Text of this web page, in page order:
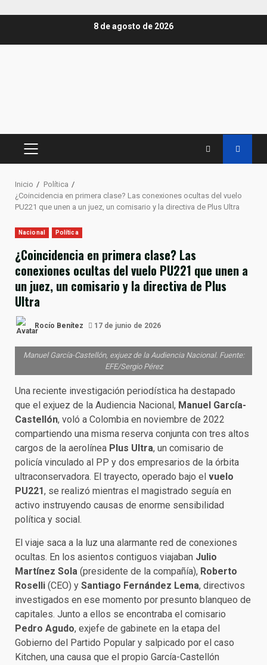
8 de agosto de 2026
MENÚ
Inicio
Política
¿Coincidencia en primera clase? Las conexiones ocultas del vuelo
PU221 que unen a un juez, un comisario y la directiva de Plus Ultra
Nacional Política
¿Coincidencia en primera clase? Las
conexiones ocultas del vuelo PU221 que unen a
un juez, un comisario y la directiva de Plus
Ultra
Rocío Benítez 17 de junio de 2026
Manuel García-Castellón, exjuez de la Audiencia Nacional. Fuente:
EFE/Sergio Pérez
Una reciente investigación periodística ha destapado
que el exjuez de la Audiencia Nacional, Manuel García-
Castellón, voló a Colombia en noviembre de 2022
compartiendo una misma reserva conjunta con tres altos
cargos de la aerolínea Plus Ultra, un comisario de
policía vinculado al PP y dos empresarios de la órbita
ultraconservadora. El trayecto, operado bajo el vuelo
PU221, se realizó mientras el magistrado seguía en
activo instruyendo causas de enorme sensibilidad
política y social.
El viaje saca a la luz una alarmante red de conexiones
ocultas. En los asientos contiguos viajaban Julio
Martínez Sola (presidente de la compañía), Roberto
Roselli (CEO) y Santiago Fernández Lema, directivos
investigados en ese momento por presunto blanqueo de
capitales. Junto a ellos se encontraba el comisario
Pedro Agudo, exjefe de gabinete en la etapa del
Gobierno del Partido Popular y salpicado por el caso
Kitchen, una causa que el propio García-Castellón